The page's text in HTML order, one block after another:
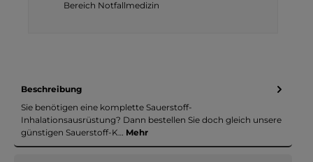
Bereich Notfallmedizin
Beschreibung
Sie benötigen eine komplette Sauerstoff-
Inhalationsausrüstung? Dann bestellen Sie doch gleich unsere
günstigen Sauerstoff-K… Mehr